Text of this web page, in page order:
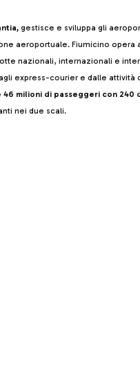
gestisce e sviluppa gli
aeroportuale. Fiumicino opera
nazionali, internazionali e
express-courier e dalle attività
46 milioni di passeggeri con 240
nei due scali.